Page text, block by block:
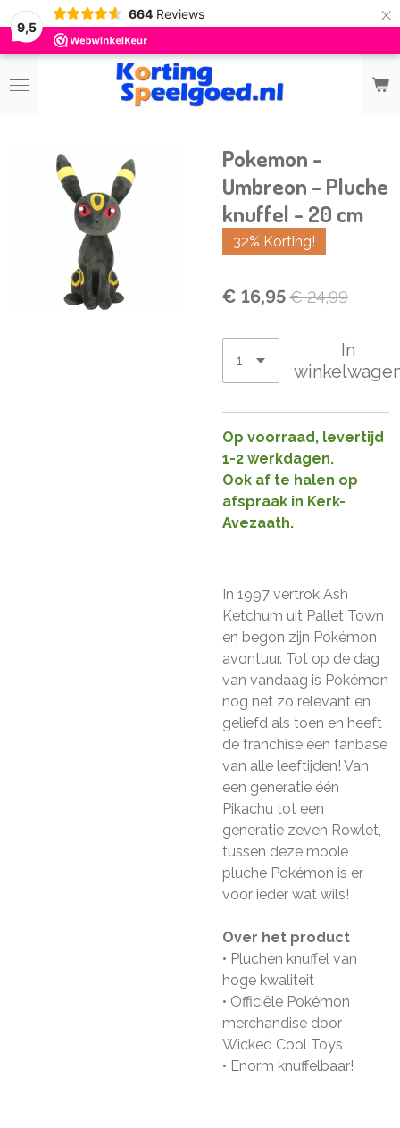
9,5
664 Reviews ×
Pokemon -
Umbreon - Pluche
knuffel - 20 cm
32% Korting!
€ 16,95€ 24,99
In
Op voorraad, levertijd
1-2 werkdagen.
Ook af te halen op
afspraak in Kerk-
Avezaath.
In 1997 vertrok Ash
Ketchum uit Pallet Town
en begon zijn Pokémon
avontuur. Tot op de dag
van vandaag is Pokémon
nog net zo relevant en
geliefd als toen en heeft
de franchise een fanbase
van alle leeftijden! Van
een generatie één
Pikachu tot een
generatie zeven Rowlet,
tussen deze mooie
pluche Pokémon is er
voor ieder wat wils!
Over het product
• Pluchen knuffel van
hoge kwaliteit
• Officiële Pokémon
merchandise door
Wicked Cool Toys
• Enorm knuffelbaar!